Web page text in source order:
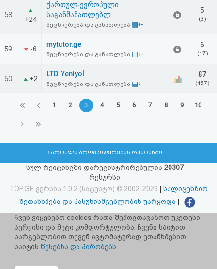
58.
+24
ქართულ-ევროპული
საგანმანათლებლ
მეცნიერება და განათლება ▤⇠
5
(3)
59. -6
mytutor.ge
მეცნიერება და განათლება ▤⇠
6
(17)
60. +2
LTD Yeniyol
მეცნიერება და განათლება ▤⇠
87
(157)
1 2 3 4 5 6 7 8 9 10
ქართული პროვაიდერების რეიტინგი
სულ რეიტინგში დარეგისტრირებულია 20307
რესურსი
TOP.GE ვერსია 1.0.2 (სატესტო) © 2002-2026
სალიცენზიო
შეთანხმება და პასუხისმგებლობის უარყოფა
facebook.com/TOP.GE
იხილეთ TOP.GE - ის ძველი ვერსია ბმულზე
ჩვენ ვიყენებთ cookies რათა შემოგთავაზოთ უკეთესი
სერვისი და მეტი კომფორტულობა. ჩვენი საიტით
სარგებლობით თქვენ ავტომატურად ეთანხმებით
საიტის წესებსა და პირობებს